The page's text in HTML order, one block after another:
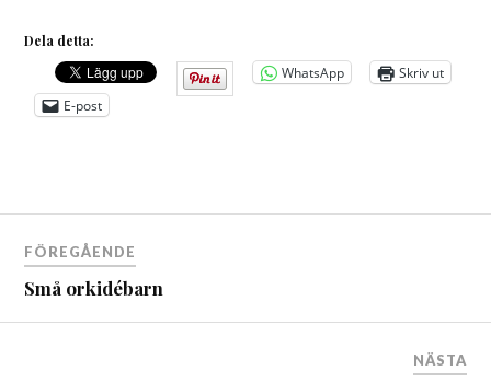
Dela detta:
WhatsApp
Skriv ut
E-post
Inläggsnavigering
FÖREGÅENDE
Små orkidébarn
NÄSTA